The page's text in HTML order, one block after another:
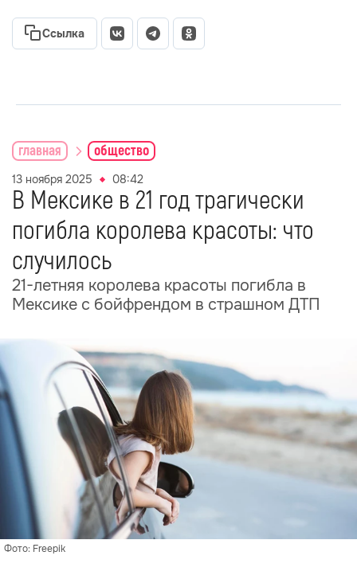
Ссылка
главная общество
13 ноября 2025 08:42
В Мексике в 21 год трагически
погибла королева красоты: что
случилось
21-летняя королева красоты погибла в
Мексике с бойфрендом в страшном ДТП
Фото: Freepik